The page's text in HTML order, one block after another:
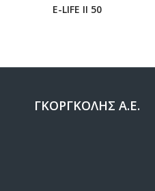
E-LIFE II 50
ΓΚΟΡΓΚΟΛΗΣ Α.Ε.